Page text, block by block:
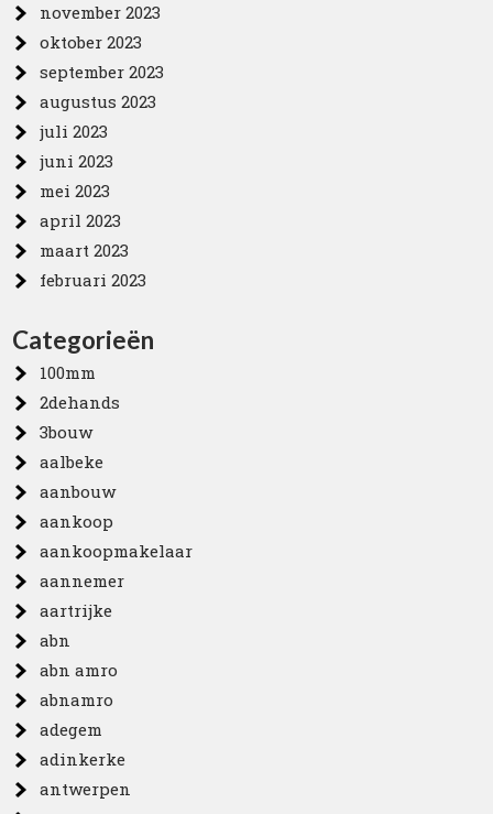
november 2023
oktober 2023
september 2023
augustus 2023
juli 2023
juni 2023
mei 2023
april 2023
maart 2023
februari 2023
Categorieën
100mm
2dehands
3bouw
aalbeke
aanbouw
aankoop
aankoopmakelaar
aannemer
aartrijke
abn
abn amro
abnamro
adegem
adinkerke
antwerpen